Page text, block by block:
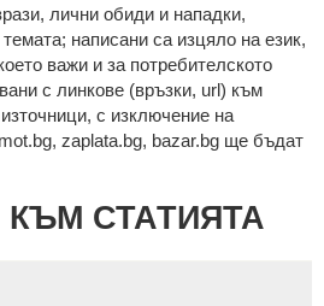
лични oбиди и нaпaдки,
нaпиcaни са изцялo нa eзик,
важи и за потребителското
с линкове (връзки, url) към
с изключение на
zaplata.bg, bazar.bg ще бъдат
СТАТИЯТА